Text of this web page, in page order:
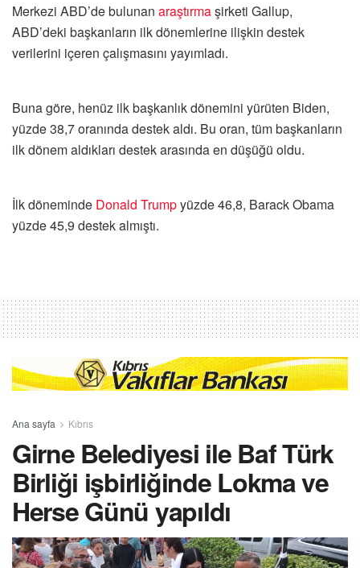
Merkezi ABD’de bulunan araştırmaşirketi Gallup,
ABD’deki başkanların ilk dönemlerine ilişkin destek
verilerini içeren çalışmasını yayımladı.
Buna göre, henüz ilk başkanlık dönemini yürüten Biden,
yüzde 38,7 oranında destek aldı. Bu oran, tüm başkanların
ilk dönem aldıkları destek arasında en düşüğü oldu.
İlk döneminde Donald Trumpyüzde 46,8, Barack Obama
yüzde 45,9 destek almıştı.
Ana sayfa Kıbrıs
Girne Belediyesi ile Baf Türk
Birliği işbirliğinde Lokma ve
Herse Günü yapıldı